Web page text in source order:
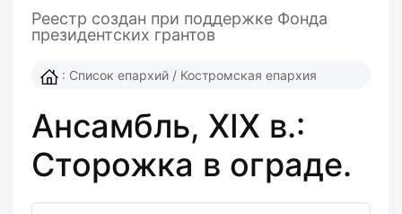
Реестр создан при поддержке Фонда
президентcких грантов
: Список епархий / Костромская епархия
Ансамбль, XIX в.:
Сторожка в ограде.